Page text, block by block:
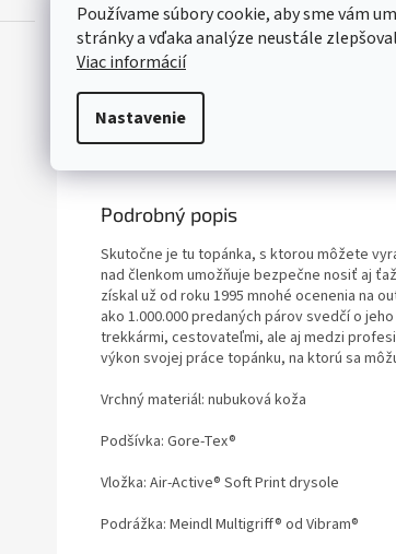
Používame súbory cookie, aby sme vám
stránky a vďaka analýze neustále
Viac informácií
Nastavenie
Servis
Kvalitný záručný aj pozáručný
Viac o našich servisných službách ....
Popis Diskusia
Podrobný popis
Skutočne je tu topánka, s ktorou môžete
nad členkom umožňuje bezpečne nosiť aj
získal už od roku 1995 mnohé ocenenia na
ako 1.000.000 predaných párov svedčí o
trekkármi, cestovateľmi, ale aj medzi
výkon svojej práce topánku, na ktorú sa
Vrchný materiál: nubuková koža
Podšívka: Gore-Tex®
Vložka: Air-Active® Soft Print drysole
Podrážka: Meindl Multigriff® od Vibram®